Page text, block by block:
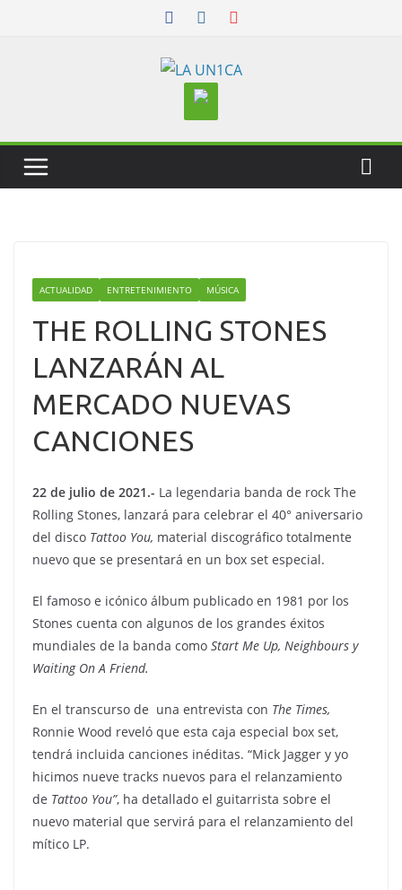
ACTUALIDAD ENTRETENIMIENTO MÚSICA
THE ROLLING STONES
LANZARÁN AL
MERCADO NUEVAS
CANCIONES
22 de julio de 2021.- La legendaria banda de rock The
Rolling Stones, lanzará para celebrar el 40° aniversario
del disco Tattoo You, material discográfico totalmente
nuevo que se presentará en un box set especial.
El famoso e icónico álbum publicado en 1981 por los
Stones cuenta con algunos de los grandes éxitos
mundiales de la banda como Start Me Up, Neighbours y
Waiting On A Friend.
En el transcurso de una entrevista con The Times,
Ronnie Wood reveló que esta caja especial box set,
tendrá incluida canciones inéditas. “Mick Jagger y yo
hicimos nueve tracks nuevos para el relanzamiento
de Tattoo You”, ha detallado el guitarrista sobre el
nuevo material que servirá para el relanzamiento del
mítico LP.